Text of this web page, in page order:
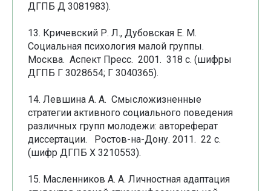
ДГПБ Д 3081983).
13. Кричевский Р. Л., Дубовская Е. М.
Социальная психология малой группы.
Москва. Аспект Пресс. 2001. 318 с. (шифры
ДГПБ Г 3028654; Г 3040365).
14. Левшина А. А. Смысложизненные
стратегии активного социального поведения
различных групп молодежи: автореферат
диссертации. Ростов-на-Дону. 2011. 22 с.
(шифр ДГПБ Х 3210553).
15. Масленников А. А. Личностная адаптация